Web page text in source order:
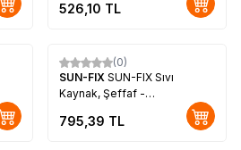
526,10 TL
(0)
SUN-FIX SUN-FIX Sıvı
Kaynak, Şeffaf -
795,39 TL